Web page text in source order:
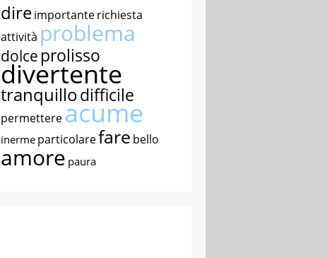
direimportanterichiesta
attività problema
dolce prolisso
divertente
tranquillodifficile
permettereacume
inerme particolarefare bello
amore paura